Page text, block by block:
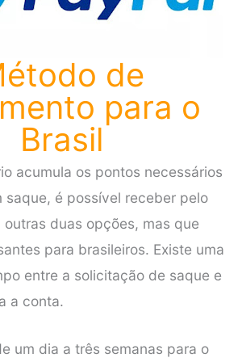
de
para o
Brasil
acumula os pontos necessários
saque, é possível receber pelo
outras duas opções, mas que
para brasileiros. Existe uma
entre a solicitação de saque e
a conta.
um dia a três semanas para o